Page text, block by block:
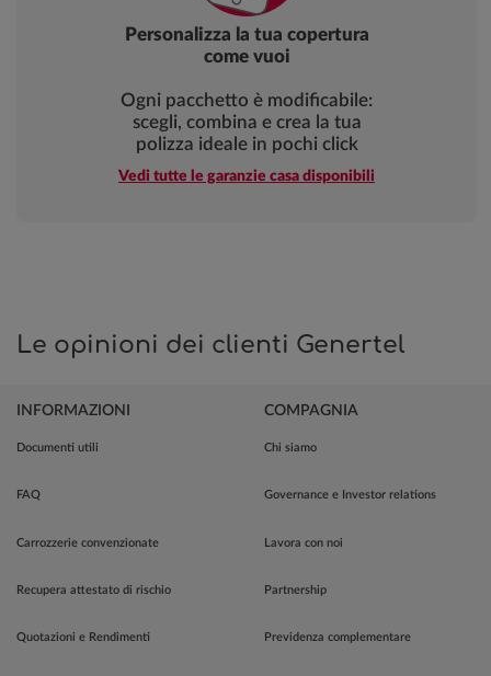
Personalizza la tua copertura
come vuoi
Ogni pacchetto è modificabile:
scegli, combina e crea la tua
polizza ideale in pochi click
Vedi tutte le garanzie casa disponibili
Le opinioni dei clienti Genertel
INFORMAZIONI
Documenti utili
FAQ
Carrozzerie convenzionate
Recupera attestato di rischio
Quotazioni e Rendimenti
COMPAGNIA
Chi siamo
Governance e Investor relations
Lavora con noi
Partnership
Previdenza complementare